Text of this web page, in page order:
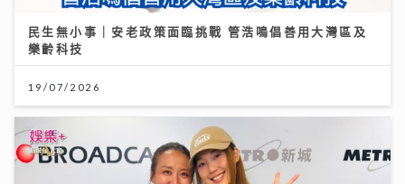
民生無小事｜安老政策面臨挑戰 管浩鳴倡善用大灣區及
樂齡科技
19/07/2026